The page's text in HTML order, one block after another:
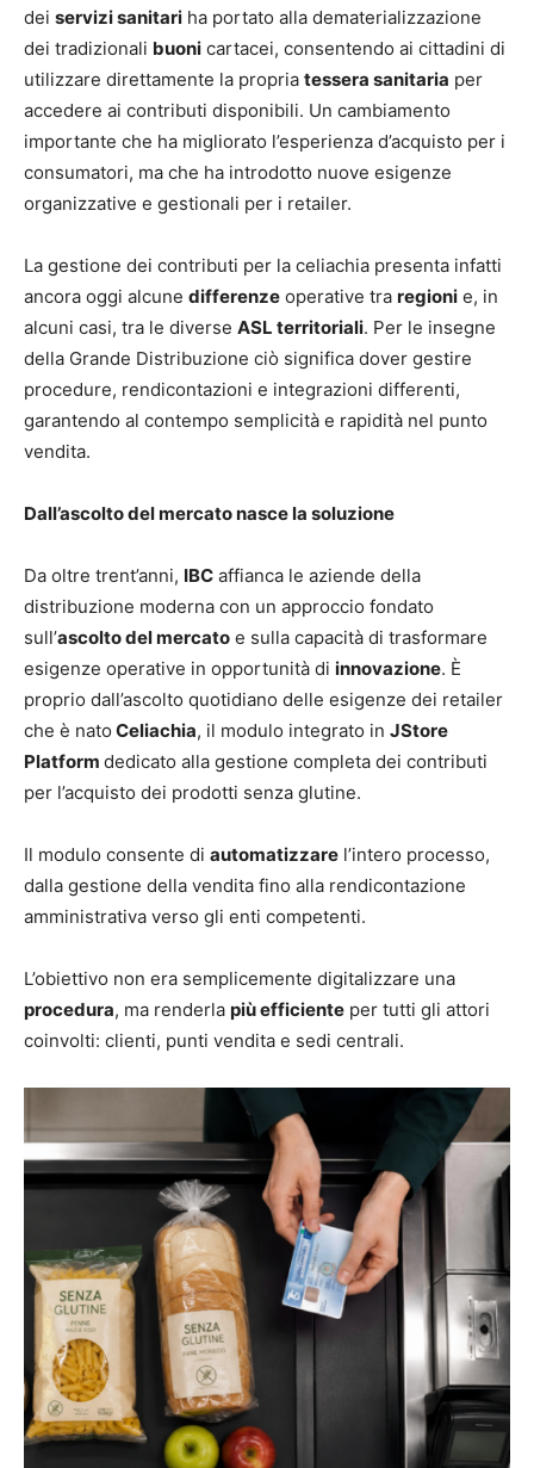
dei servizi sanitari ha portato alla dematerializzazione
dei tradizionali buoni cartacei, consentendo ai cittadini di
utilizzare direttamente la propria tessera sanitaria per
accedere ai contributi disponibili. Un cambiamento
importante che ha migliorato l’esperienza d’acquisto per i
consumatori, ma che ha introdotto nuove esigenze
organizzative e gestionali per i retailer.
La gestione dei contributi per la celiachia presenta infatti
ancora oggi alcune differenze operative tra regioni e, in
alcuni casi, tra le diverse ASL territoriali. Per le insegne
della Grande Distribuzione ciò significa dover gestire
procedure, rendicontazioni e integrazioni differenti,
garantendo al contempo semplicità e rapidità nel punto
vendita.
Dall’ascolto del mercato nasce la soluzione
Da oltre trent’anni, IBC affianca le aziende della
distribuzione moderna con un approccio fondato
sull’ascolto del mercato e sulla capacità di trasformare
esigenze operative in opportunità di innovazione. È
proprio dall’ascolto quotidiano delle esigenze dei retailer
che è nato Celiachia, il modulo integrato in JStore
Platform dedicato alla gestione completa dei contributi
per l’acquisto dei prodotti senza glutine.
Il modulo consente di automatizzare l’intero processo,
dalla gestione della vendita fino alla rendicontazione
amministrativa verso gli enti competenti.
L’obiettivo non era semplicemente digitalizzare una
procedura, ma renderla più efficiente per tutti gli attori
coinvolti: clienti, punti vendita e sedi centrali.